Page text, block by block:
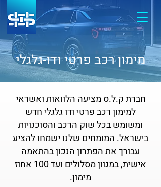
מימון רכב פרטי ודו-גלגלי
חברת ק.ל.ס מציעה הלוואות ואשראי
למימון רכב פרטי ודו גלגלי חדש
ומשומש בכל שוק הרכב והסוכנויות
בישראל. המומחים שלנו ישמחו להציע
עבורך את הפתרון הנכון בהתאמה
אישית, במגוון מסלולים ועד 100 אחוז
מימון.